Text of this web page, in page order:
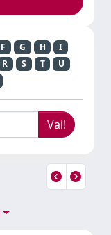
F G H
I
R S T
U